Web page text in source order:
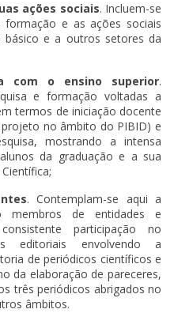
ações sociais. Incluem-se
e as ações sociais
básico e a outros setores da
com o ensino superior.
e formação voltadas a
termos de iniciação docente
no âmbito do PIBID) e
mostrando a intensa
da graduação e a sua
. Contemplam-se aqui a
membros de entidades e
participação no
editoriais envolvendo a
de periódicos científicos e
da elaboração de pareceres,
três periódicos abrigados no
âmbitos.